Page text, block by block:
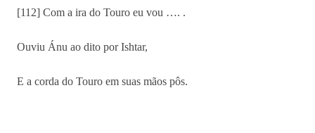
[112] Com a ira do Touro eu vou …. .
Ouviu Ánu ao dito por Ishtar,
E a corda do Touro em suas mãos pôs.